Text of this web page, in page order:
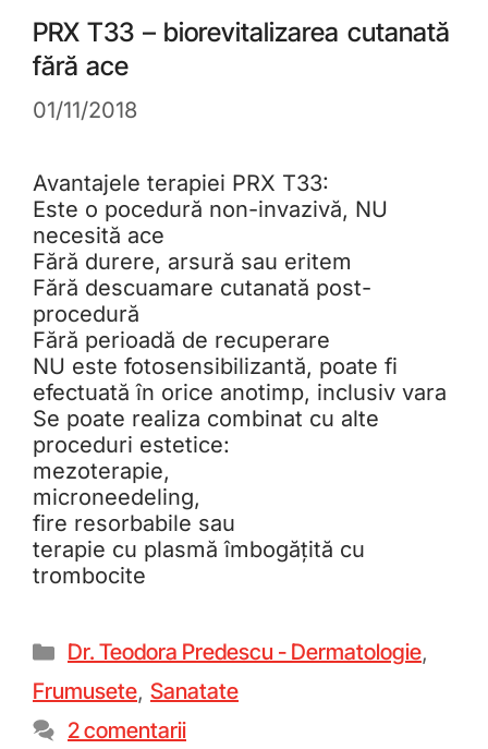
PRX T33 – biorevitalizarea cutanată
fără ace
01/11/2018
Avantajele terapiei PRX T33:
Este o pocedură non-invazivă, NU
necesită ace
Fără durere, arsură sau eritem
Fără descuamare cutanată post-
procedură
Fără perioadă de recuperare
NU este fotosensibilizantă, poate fi
efectuată în orice anotimp, inclusiv vara
Se poate realiza combinat cu alte
proceduri estetice:
mezoterapie,
microneedeling,
fire resorbabile sau
terapie cu plasmă îmbogățită cu
trombocite
Dr. Teodora Predescu - Dermatologie,
Frumusete, Sanatate
2 comentarii